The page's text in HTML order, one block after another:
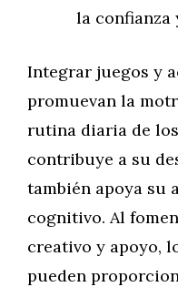
la confianza
Integrar juegos y
promuevan la
rutina diaria de
contribuye a su
también apoya su
cognitivo. Al
creativo y apoyo,
pueden